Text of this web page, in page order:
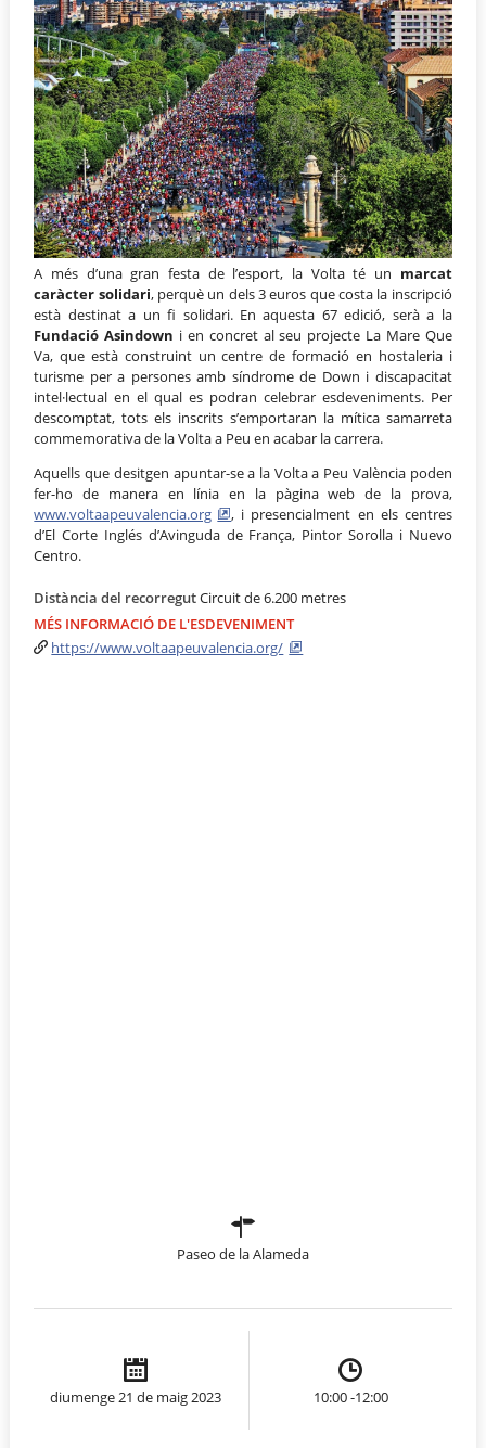
A més d’una gran festa de l’esport, la Volta té un marcat
caràcter solidari, perquè un dels 3 euros que costa la inscripció
està destinat a un fi solidari. En aquesta 67 edició, serà a la
Fundació Asindown i en concret al seu projecte La Mare Que
Va, que està construint un centre de formació en hostaleria i
turisme per a persones amb síndrome de Down i discapacitat
intel·lectual en el qual es podran celebrar esdeveniments. Per
descomptat, tots els inscrits s’emportaran la mítica samarreta
commemorativa de la Volta a Peu en acabar la carrera.
Aquells que desitgen apuntar-se a la Volta a Peu València poden
fer-ho de manera en línia en la pàgina web de la prova,
www.voltaapeuvalencia.org
, i presencialment en els centres
d’El Corte Inglés d’Avinguda de França, Pintor Sorolla i Nuevo
Centro.
Distància del recorregutCircuit de 6.200 metres
MÉS INFORMACIÓ DE L'ESDEVENIMENT
https://www.voltaapeuvalencia.org/
Paseo de la Alameda
diumenge 21 de maig 2023 10:00 -12:00